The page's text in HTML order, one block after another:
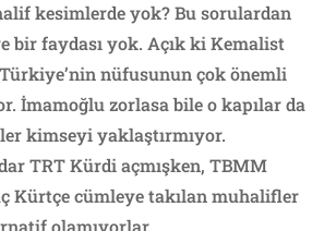
kesimlerde yok? Bu sorulardan
bir faydası yok. Açık ki Kemalist
nüfusunun çok önemli
İmamoğlu zorlasa bile o kapılar da
kimseyi yaklaştırmıyor.
TRT Kürdi açmışken, TBMM
Kürtçe cümleye takılan muhalifler
olamıyorlar